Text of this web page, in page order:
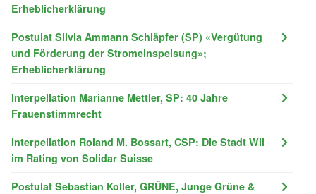
Erheblicherklärung
Postulat Silvia Ammann Schläpfer (SP) «Vergütung
und Förderung der Stromeinspeisung»;
Erheblicherklärung
Interpellation Marianne Mettler, SP: 40 Jahre
Frauenstimmrecht
Interpellation Roland M. Bossart, CSP: Die Stadt Wil
im Rating von Solidar Suisse
Postulat Sebastian Koller, GRÜNE, Junge Grüne &